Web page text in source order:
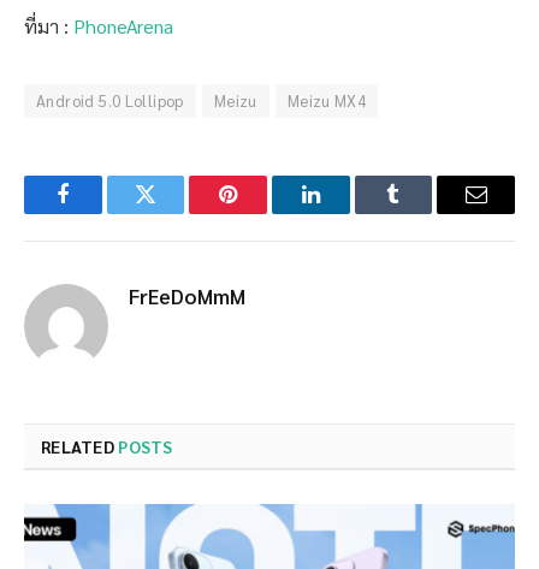
ที่มา : PhoneArena
Android 5.0 Lollipop Meizu Meizu MX4
FacebookTwitter Pinterest LinkedInTumblr Email
FrEeDoMmM
RELATED POSTS